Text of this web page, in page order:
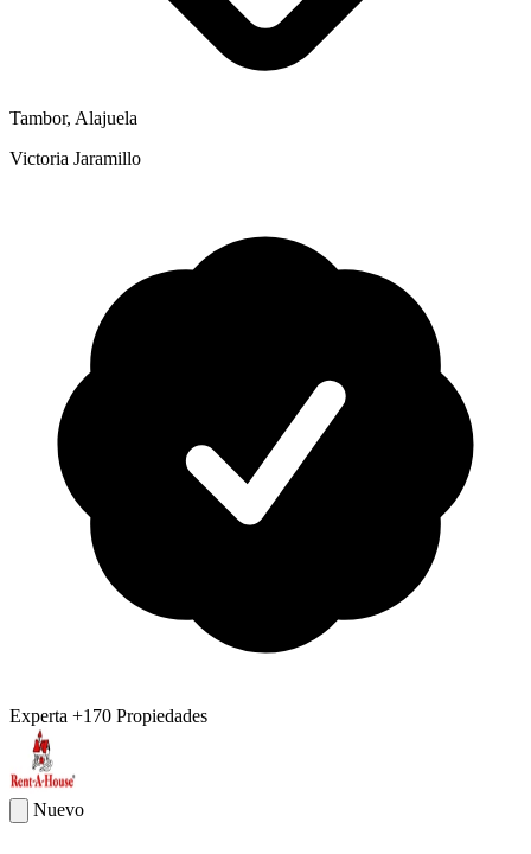
Tambor, Alajuela
Victoria Jaramillo
Experta +170 Propiedades
Nuevo